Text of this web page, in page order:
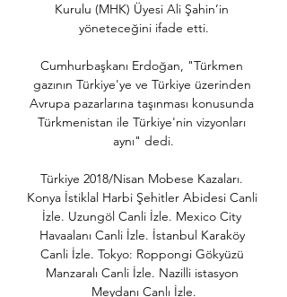
Kurulu (MHK) Üyesi Ali Şahin’in
yöneteceğini ifade etti.
Cumhurbaşkanı Erdoğan, "Türkmen
gazının Türkiye'ye ve Türkiye üzerinden
Avrupa pazarlarına taşınması konusunda
Türkmenistan ile Türkiye'nin vizyonları
aynı" dedi.
Türkiye 2018/Nisan Mobese Kazaları.
Konya İstiklal Harbi Şehitler Abidesi Canli
İzle. Uzungöl Canli İzle. Mexico City
Havaalanı Canli İzle. İstanbul Karaköy
Canli İzle. Tokyo: Roppongi Gökyüzü
Manzaralı Canli İzle. Nazilli istasyon
Meydanı Canlı İzle.